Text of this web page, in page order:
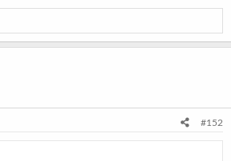
#152